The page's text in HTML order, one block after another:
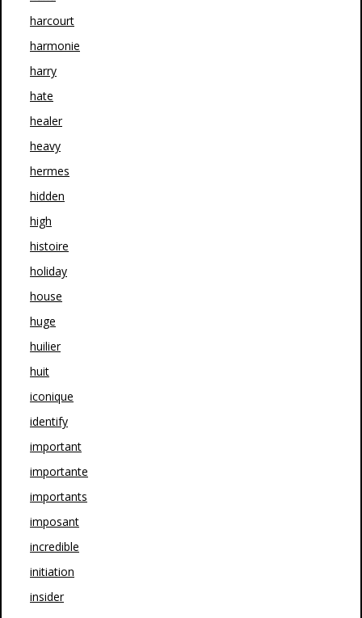
harcourt
harmonie
harry
hate
healer
heavy
hermes
hidden
high
histoire
holiday
house
huge
huilier
huit
iconique
identify
important
importante
importants
imposant
incredible
initiation
insider